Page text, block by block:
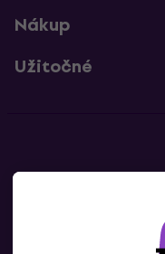
Nákup
Užitočné